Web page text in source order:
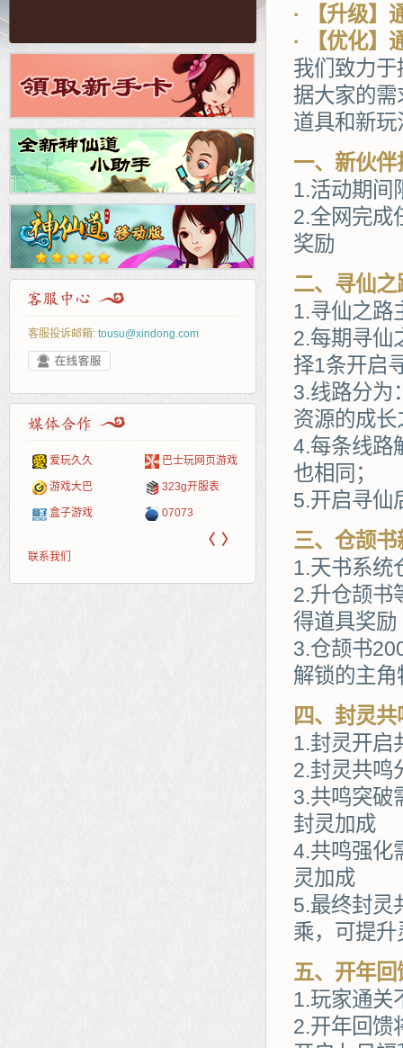
客服投诉邮箱: tousu@xindong.com
爱玩久久 巴士玩网页游戏
游戏大巴 323g开服表
盒子游戏 07073
新浪
网易
中华网
Cwan
游侠网页游戏 40407
5617网游网 一游网
斗蟹网页游戏 游戏
〈 〉
联系我们
· 【升级】
· 【优化】
我们致力
据大家的
道具和新
一、新伙伴
1.活动期间
2.全网完成
奖励
二、寻仙之
1.寻仙之路
2.每期寻仙
择1条开启
3.线路分为
资源的成
4.每条线路
也相同；
5.开启寻仙
三、仓颉书
1.天书系统
2.升仓颉书
得道具奖励
3.仓颉书
解锁的主角
四、封灵共
1.封灵开启
2.封灵共鸣
3.共鸣突破
封灵加成
4.共鸣强化
灵加成
5.最终封灵
乘，可提
五、开年回
1.玩家通关
2.开年回馈